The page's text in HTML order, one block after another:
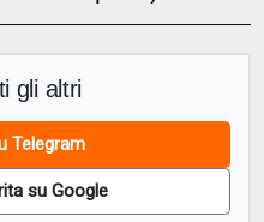
gli altri
Telegram
su Google